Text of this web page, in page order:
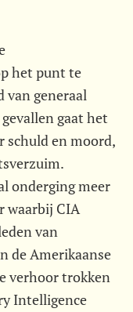
het punt te
van generaal
gaat het
schuld en moord,
onderging meer
waarbij CIA
van
de Amerikaanse
verhoor trokken
Intelligence